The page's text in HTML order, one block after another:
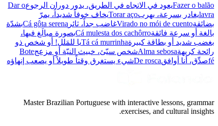
Fazer o balãoيعود في الاتجاه في الطريق، يدور دوران الرجوعDar o
lavraيغادر بسرعة، يهربTorar açoيخاف خوفاً شديداً، يمرّ
بضائقةVirado no mói de cuentoغاضب جداً، ثائر Cá gôta serenaبشدّة
بالغة أو سرعة فائقةCá mulesta dos cachôrroبصورة مبالَغ فيها،
بغضب شديد أو بطاقة كبيرةTá cá murrinhaيا للمَلل! أو شخص ذو
رائحة كريهةAlma sebosaشخص سيّئ، خبيث النيّة أو مزعجBote
féصدِّق، أنا أوافقDe roscaشيء يستغرق وقتاً طويلاً أو يصعب إنهاؤه
Master Brazilian Portuguese with interactive lessons, grammar
exercises, and cultural insights.